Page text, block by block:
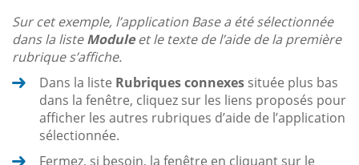
Sur cet exemple, l’application Base a été sélectionnée
dans la listeModuleet le texte de l’aide de la première
rubrique s’affiche.
Dans la liste Rubriques connexes située plus bas
dans la fenêtre, cliquez sur les liens proposés pour
afficher les autres rubriques d’aide de l’application
sélectionnée.
Fermez, si besoin, la fenêtre en cliquant sur le